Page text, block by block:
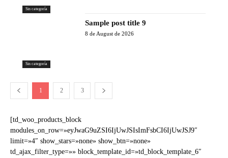
Sin categoría
Sin categoría
Sample post title 9
8 de August de 2026
1 2 3
[td_woo_products_block
modules_on_row=»eyJwaG9uZSI6IjUwJSIsImFsbCI6IjUwJSJ9″
limit=»4″ show_stars=»none» show_btn=»none»
td_ajax_filter_type=»» block_template_id=»td_block_template_6″